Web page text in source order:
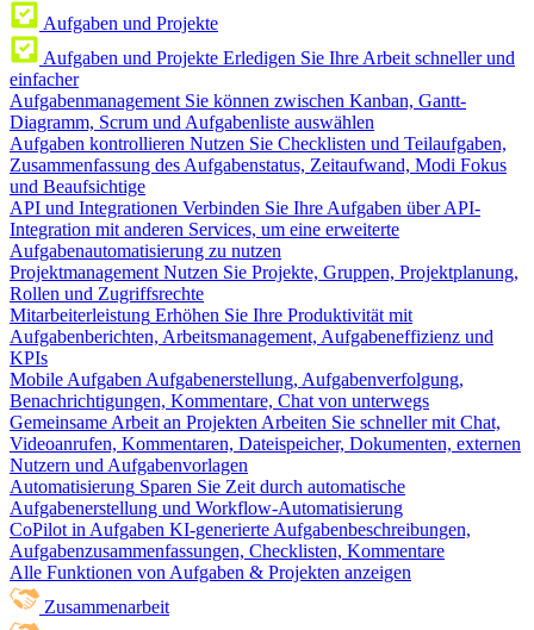
Aufgaben und Projekte
Aufgaben und Projekte Erledigen Sie Ihre Arbeit schneller und
einfacher
Aufgabenmanagement Sie können zwischen Kanban, Gantt-
Diagramm, Scrum und Aufgabenliste auswählen
Aufgaben kontrollieren Nutzen Sie Checklisten und Teilaufgaben,
Zusammenfassung des Aufgabenstatus, Zeitaufwand, Modi Fokus
und Beaufsichtige
API und Integrationen Verbinden Sie Ihre Aufgaben über API-
Integration mit anderen Services, um eine erweiterte
Aufgabenautomatisierung zu nutzen
Projektmanagement Nutzen Sie Projekte, Gruppen, Projektplanung,
Rollen und Zugriffsrechte
Mitarbeiterleistung Erhöhen Sie Ihre Produktivität mit
Aufgabenberichten, Arbeitsmanagement, Aufgabeneffizienz und
KPIs
Mobile Aufgaben Aufgabenerstellung, Aufgabenverfolgung,
Benachrichtigungen, Kommentare, Chat von unterwegs
Gemeinsame Arbeit an Projekten Arbeiten Sie schneller mit Chat,
Videoanrufen, Kommentaren, Dateispeicher, Dokumenten, externen
Nutzern und Aufgabenvorlagen
Automatisierung Sparen Sie Zeit durch automatische
Aufgabenerstellung und Workflow-Automatisierung
CoPilot in Aufgaben KI-generierte Aufgabenbeschreibungen,
Aufgabenzusammenfassungen, Checklisten, Kommentare
Alle Funktionen von Aufgaben & Projekten anzeigen
Zusammenarbeit